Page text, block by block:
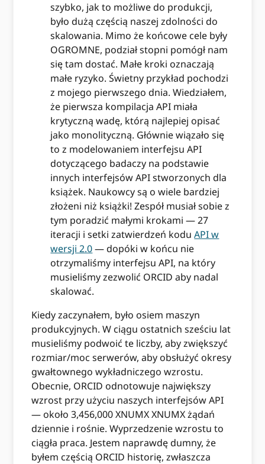
szybko, jak to możliwe do produkcji,
było dużą częścią naszej zdolności do
skalowania. Mimo że końcowe cele były
OGROMNE, podział stopni pomógł nam
się tam dostać. Małe kroki oznaczają
małe ryzyko. Świetny przykład pochodzi
z mojego pierwszego dnia. Wiedziałem,
że pierwsza kompilacja API miała
krytyczną wadę, którą najlepiej opisać
jako monolityczną. Głównie wiązało się
to z modelowaniem interfejsu API
dotyczącego badaczy na podstawie
innych interfejsów API stworzonych dla
książek. Naukowcy są o wiele bardziej
złożeni niż książki! Zespół musiał sobie z
tym poradzić małymi krokami — 27
iteracji i setki zatwierdzeń koduAPI w
wersji 2.0— dopóki w końcu nie
otrzymaliśmy interfejsu API, na który
musieliśmy zezwolić ORCID aby nadal
skalować.
Kiedy zaczynałem, było osiem maszyn
produkcyjnych. W ciągu ostatnich sześciu lat
musieliśmy podwoić te liczby, aby zwiększyć
rozmiar/moc serwerów, aby obsłużyć okresy
gwałtownego wykładniczego wzrostu.
Obecnie, ORCID odnotowuje największy
wzrost przy użyciu naszych interfejsów API
— około 3,456,000 XNUMX XNUMX żądań
dziennie i rośnie. Wyprzedzenie wzrostu to
ciągła praca. Jestem naprawdę dumny, że
byłem częścią ORCID historię, zwłaszcza